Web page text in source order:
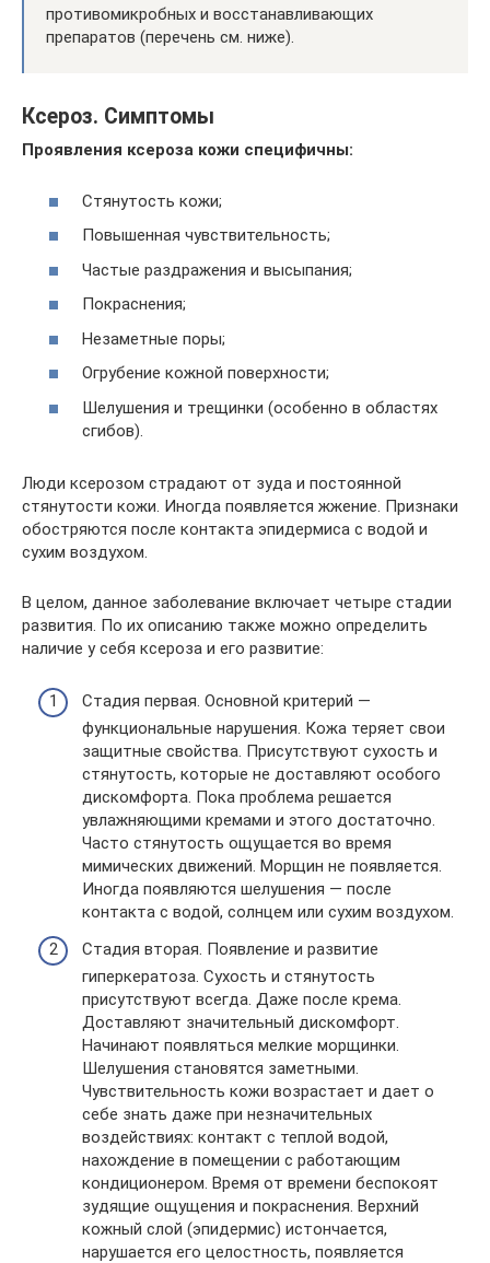
противомикробных и восстанавливающих
препаратов (перечень см. ниже).
Ксероз. Симптомы
Проявления ксероза кожи специфичны:
Стянутость кожи;
Повышенная чувствительность;
Частые раздражения и высыпания;
Покраснения;
Незаметные поры;
Огрубение кожной поверхности;
Шелушения и трещинки (особенно в областях
сгибов).
Люди ксерозом страдают от зуда и постоянной
стянутости кожи. Иногда появляется жжение. Признаки
обостряются после контакта эпидермиса с водой и
сухим воздухом.
В целом, данное заболевание включает четыре стадии
развития. По их описанию также можно определить
наличие у себя ксероза и его развитие:
Стадия первая. Основной критерий —
функциональные нарушения. Кожа теряет свои
защитные свойства. Присутствуют сухость и
стянутость, которые не доставляют особого
дискомфорта. Пока проблема решается
увлажняющими кремами и этого достаточно.
Часто стянутость ощущается во время
мимических движений. Морщин не появляется.
Иногда появляются шелушения — после
контакта с водой, солнцем или сухим воздухом.
Стадия вторая. Появление и развитие
гиперкератоза. Сухость и стянутость
присутствуют всегда. Даже после крема.
Доставляют значительный дискомфорт.
Начинают появляться мелкие морщинки.
Шелушения становятся заметными.
Чувствительность кожи возрастает и дает о
себе знать даже при незначительных
воздействиях: контакт с теплой водой,
нахождение в помещении с работающим
кондиционером. Время от времени беспокоят
зудящие ощущения и покраснения. Верхний
кожный слой (эпидермис) истончается,
нарушается его целостность, появляется